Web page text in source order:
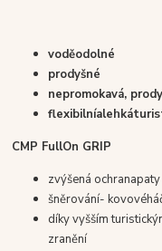
voděodolné
prodyšné
nepromokavá,
flexibilníalehká
CMP FullOn GRIP
zvýšená ochranapaty
šněrování- kovové
díky vyšším
zranění